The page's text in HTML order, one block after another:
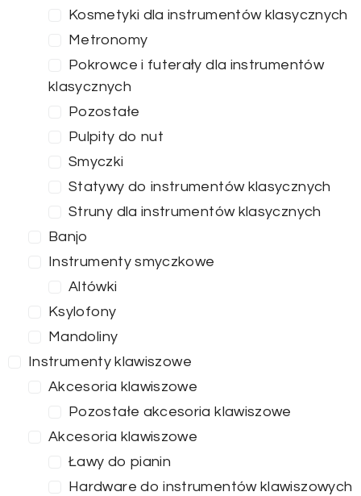
Kosmetyki dla instrumentów klasycznych
Metronomy
Pokrowce i futerały dla instrumentów
klasycznych
Pozostałe
Pulpity do nut
Smyczki
Statywy do instrumentów klasycznych
Struny dla instrumentów klasycznych
Banjo
Instrumenty smyczkowe
Altówki
Ksylofony
Mandoliny
Instrumenty klawiszowe
Akcesoria klawiszowe
Pozostałe akcesoria klawiszowe
Akcesoria klawiszowe
Ławy do pianin
Hardware do instrumentów klawiszowych